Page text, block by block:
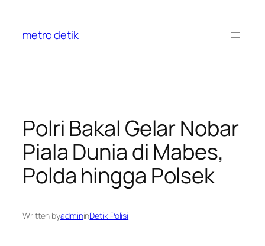
content
metro detik
Polri Bakal Gelar Nobar
Piala Dunia di Mabes,
Polda hingga Polsek
Written byadmininDetik Polisi